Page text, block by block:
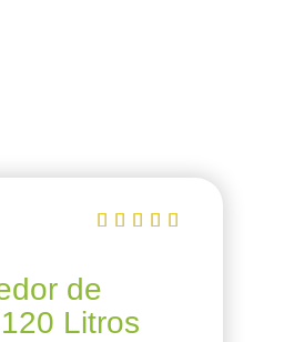
    
de
Litros